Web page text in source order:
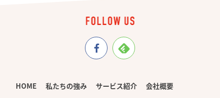
HOME 私たちの強み サービス紹介
会社概要